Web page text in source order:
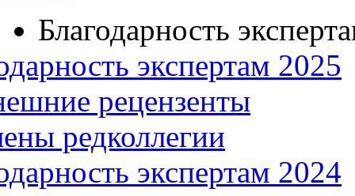
Благодарность
экспертам 2025
рецензенты
редколлегии
экспертам 2024